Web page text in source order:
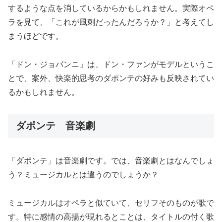
するような点を消しているからかもしれません。実際オペ
ラを見て、「これが風刺だったんだろうか？」と考えてし
まうほどです。
「ドン・ジョバンニ」は、ドン・ファンがモデルというこ
とで、案外、快楽的思考のダポンテの好みも反映されてい
るかもしれません。
ダポンテ 音楽劇
「ダポンテ」は音楽劇です。では、音楽劇とはなんでしょ
う？ミュージカルとは違うのでしょうか？
ミュージカルはオペラと似ていて、セリフそのものが歌で
す。特に感情の高揚が現れるとことは、タイトルの付く歌